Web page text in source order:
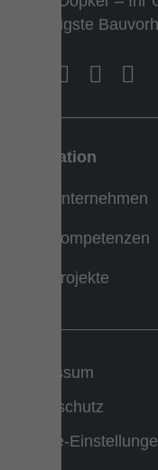
vielfältigste
Navigation
Unternehmen
Kompetenzen
Projekte
Impressum
Datenschutz
Cookie-